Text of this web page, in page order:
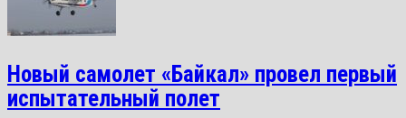
Новый самолет «Байкал» провел первый
испытательный полет